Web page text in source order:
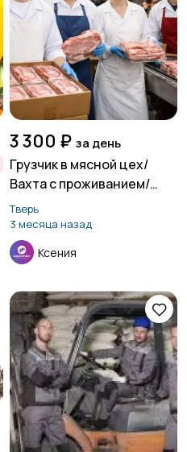
3 300 ₽ за день
Грузчик в мясной цех/
Вахта с проживанием/
Бежецк
Тверь
3 месяца назад
Ксения